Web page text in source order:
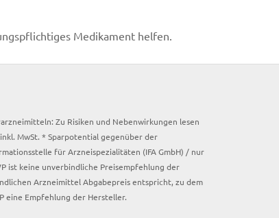
Medikament helfen.
Zu Risiken und Nebenwirkungen lesen
MwSt. * Sparpotential gegenüber der
für Arzneispezialitäten (IFA GmbH) / nur
ist keine unverbindliche Preisempfehlung der
Arzneimittel Abgabepreis entspricht, zu dem
eine Empfehlung der Hersteller.